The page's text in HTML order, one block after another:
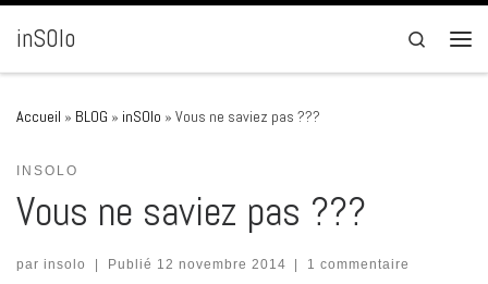
Passer au contenu
inSOlo
Search
Accueil » BLOG » inSOlo » Vous ne saviez pas ???
INSOLO
Vous ne saviez pas ???
par insolo | Publié 12 novembre 2014 | 1 commentaire